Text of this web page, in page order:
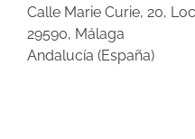
Calle Marie Curie, 20,
29590, Málaga
Andalucía (España)